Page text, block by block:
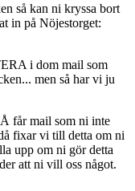
så kan ni kryssa bort
in på Nöjestorget:
i dom mail som
men så har vi ju
får mail som ni inte
fixar vi till detta om ni
upp om ni gör detta
att ni vill oss något.